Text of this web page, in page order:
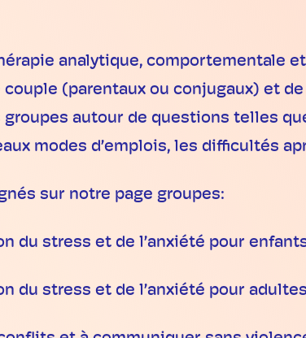
analytique, comportementale
(parentaux ou conjugaux) et
groupes autour de questions telles
modes d’emplois, les difficultés
sur notre page groupes:
du stress et de l’anxiété pour
du stress et de l’anxiété pour adultes